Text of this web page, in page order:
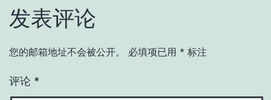
发表评论
您的邮箱地址不会被公开。 必填项已用 * 标注
评论 *